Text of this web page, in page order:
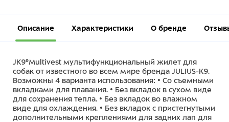
Описание Характеристики О бренде
JK9®Multivest мультифункциональный жилет для
собак от известного во всем мире бренда JULIUS-K9.
Возможны 4 варианта использования: • Со съемными
вкладками для плавания. • Без вкладок в сухом виде
для сохранения тепла. • Без вкладок во влажном
виде для охлаждения. • Без вкладок с пристегнутыми
дополнительными креплениями для задних лап для